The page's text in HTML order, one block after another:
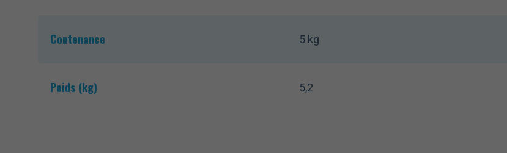
Contenance 5 kg
Poids (kg) 5,2